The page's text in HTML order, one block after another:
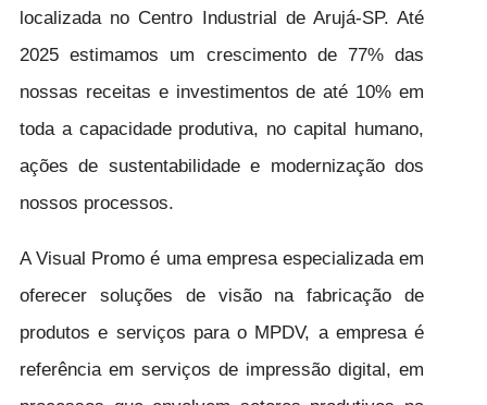
localizada no Centro Industrial de Arujá-SP. Até
2025 estimamos um crescimento de 77% das
nossas receitas e investimentos de até 10% em
toda a capacidade produtiva, no capital humano,
ações de sustentabilidade e modernização dos
nossos processos.
A Visual Promo é uma empresa especializada em
oferecer soluções de visão na fabricação de
produtos e serviços para o MPDV, a empresa é
referência em serviços de impressão digital, em